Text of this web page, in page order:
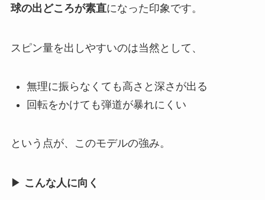
球の出どころが素直になった印象です。
スピン量を出しやすいのは当然として、
無理に振らなくても高さと深さが出る
回転をかけても弾道が暴れにくい
という点が、このモデルの強み。
▶ こんな人に向く